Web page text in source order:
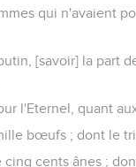
qui n'avaient
[savoir] la part
l'Eternel, quant
bœufs ; dont le
cinq cents ânes ;